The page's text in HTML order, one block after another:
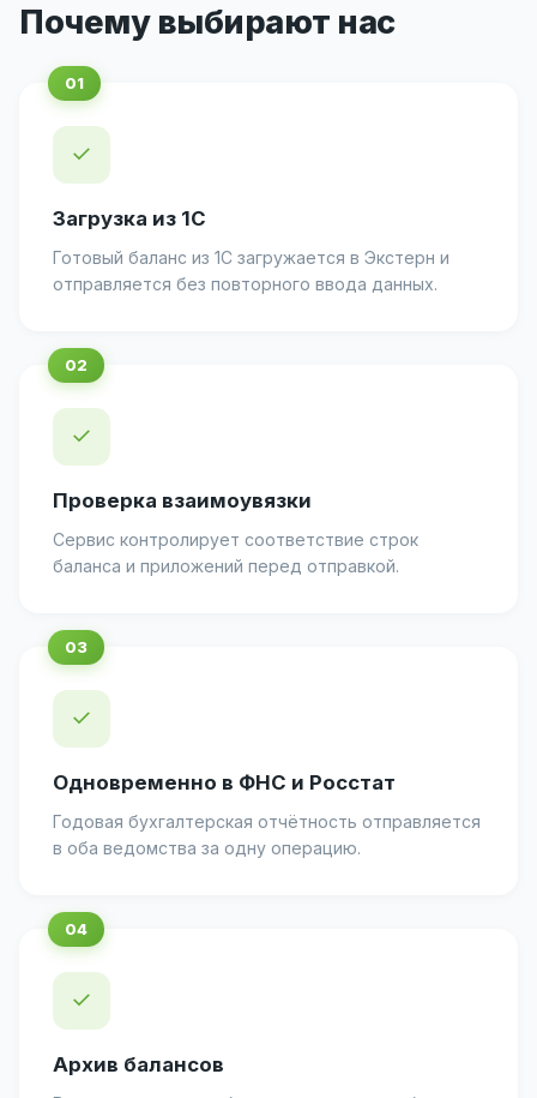
Почему выбирают нас
✓
Загрузка из 1С
Готовый баланс из 1С загружается в Экстерн и
отправляется без повторного ввода данных.
✓
Проверка взаимоувязки
Сервис контролирует соответствие строк
баланса и приложений перед отправкой.
✓
Одновременно в ФНС и Росстат
Годовая бухгалтерская отчётность отправляется
в оба ведомства за одну операцию.
✓
Архив балансов